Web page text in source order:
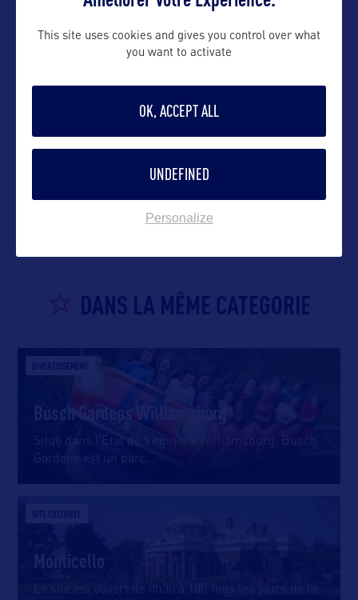
DANS LA MÊME CATEGORIE
DIVERTISSEMENT
Busch Gardens Williamsburg
Situé dans l’État de Virginie à Williamsburg, Busch
Gardens est un parc
SITE CULTUREL
Monticello
Le site est ouvert de 8h30 à 18h tous les jours de la
This site uses cookies and gives you control over what
you want to activate
OK, ACCEPT ALL
UNDEFINED
Personalize